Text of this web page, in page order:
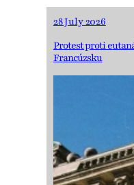
28 July 2026
Protest proti
Francúzsku